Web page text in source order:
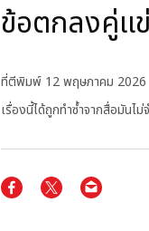
ข้อตกลงคู่แ
ที่ตีพิมพ์ 12 พฤษภาคม 2026
เรื่องนี้ได้ถูกทำซ้ำจากสื่อมัน